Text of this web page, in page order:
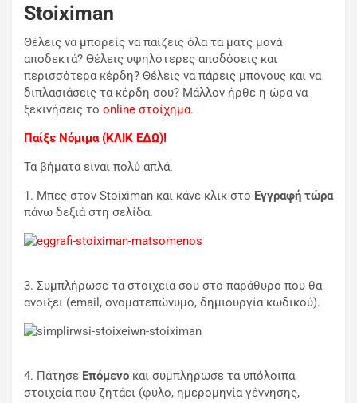
Stoiximan
Θέλεις να μπορείς να παίζεις όλα τα ματς μονά
αποδεκτά? Θέλεις υψηλότερες αποδόσεις και
περισσότερα κέρδη? Θέλεις να πάρεις μπόνους και να
διπλασιάσεις τα κέρδη σου? Μάλλον ήρθε η ώρα να
ξεκινήσεις το online στοίχημα.
Παίξε Νόμιμα (ΚΛΙΚ ΕΔΩ)!
Τα βήματα είναι πολύ απλά.
1. Μπες στον Stoiximan και κάνε κλικ στο Εγγραφή τώρα
πάνω δεξιά στη σελίδα.
3. Συμπλήρωσε τα στοιχεία σου στο παράθυρο που θα
ανοίξει (email, ονοματεπώνυμο, δημιουργία κωδικού).
4. Πάτησε Επόμενο και συμπλήρωσε τα υπόλοιπα
στοιχεία που ζητάει (φύλο, ημερομηνία γέννησης,